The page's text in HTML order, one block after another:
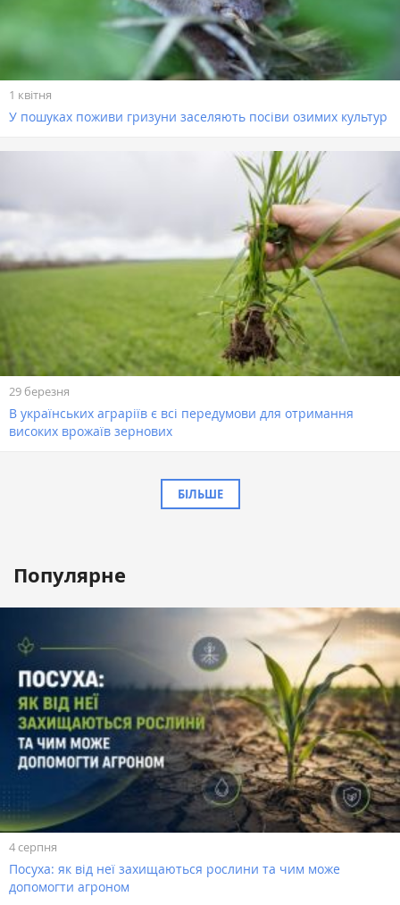
1 квітня
У пошуках поживи гризуни заселяють посіви озимих культур
29 березня
В українських аграріїв є всі передумови для отримання
високих врожаїв зернових
БІЛЬШЕ
Популярне
4 серпня
Посуха: як від неї захищаються рослини та чим може
допомогти агроном